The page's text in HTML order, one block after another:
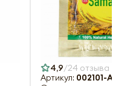
4,9 24 отзыва
Артикул: 002101-A